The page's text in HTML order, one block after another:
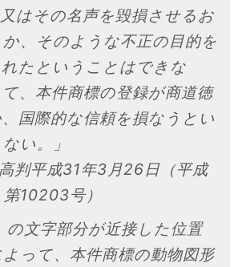
はその名声を毀損させるお
、そのような不正の目的を
たということはできな
、本件商標の登録が商道徳
国際的な信頼を損なうとい
い。」
判平成31年3月26日（平成
10203号）
の文字部分が近接した位置
って、本件商標の動物図形